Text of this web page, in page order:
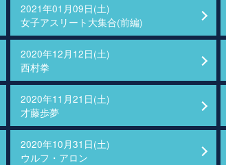
2021年01月09日(土)
女子アスリート大集合(前編)
2020年12月12日(土)
西村拳
2020年11月21日(土)
才藤歩夢
2020年10月31日(土)
ウルフ・アロン